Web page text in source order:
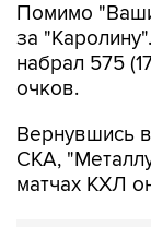
Помимо
за
набрал 575
очков.
Вернувшись
СКА,
матчах КХЛ